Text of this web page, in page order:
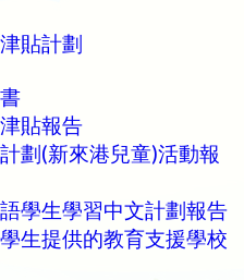
貼計劃
貼報告
劃(新來港兒童)活動報
學生學習中文計劃報告
生提供的教育支援學校